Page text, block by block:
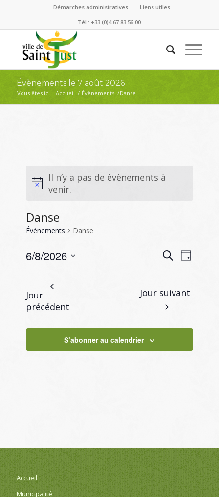
Démarches administratives
Liens utiles
Tél.: +33 (0)4 67 83 56 00
Évènements le 7 août 2026
Vous êtes ici : Accueil / Évènements /Danse
Il n’y a pas de évènements à
venir.
Danse
Évènements Danse
et
de
vues
Recherche
de
vues
Jour
6/8/2026
Sélectionnez
date.
Jour
précédent
Jour suivant
S’abonner au calendrier
Accueil
Municipalité